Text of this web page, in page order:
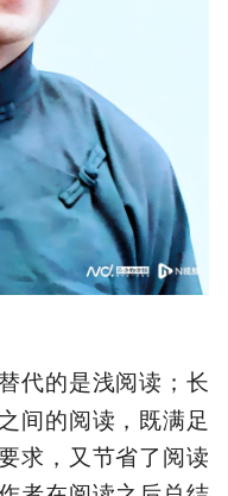
代的是浅阅读；长
间的阅读，既满足
求，又节省了阅读